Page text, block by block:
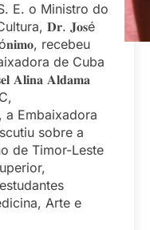
S. E. o Ministro do
𝐃𝐫. 𝐉𝐨𝐬é
recebeu
de Cuba
𝐀𝐥𝐢𝐧𝐚 𝐀𝐥𝐝𝐚𝐦𝐚
a Embaixadora
sobre a
de Timor-Leste
Arte e